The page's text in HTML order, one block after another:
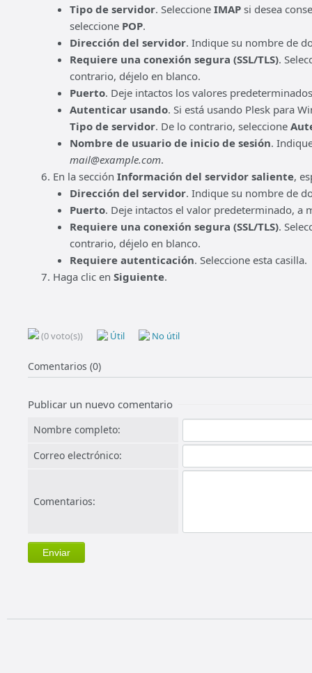
Tipo de servidor. Seleccione IMAPsi desea
seleccione POP.
Dirección del servidor. Indique su nombre de
Requiere una conexión segura (SSL/TLS).
contrario, déjelo en blanco.
Puerto. Deje intactos los valores
Autenticar usando. Si está usando Plesk para
Tipo de servidor. De lo contrario, seleccione
Nombre de usuario de inicio de sesión.
mail@example.com.
En la sección Información del servidor saliente,
Dirección del servidor. Indique su nombre de
Puerto. Deje intactos el valor predeterminado, a
Requiere una conexión segura (SSL/TLS).
contrario, déjelo en blanco.
Requiere autenticación. Seleccione esta casilla.
Haga clic en Siguiente.
(0 voto(s)) Útil No útil
Comentarios (0)
Publicar un nuevo comentario
Nombre completo:
Correo electrónico:
Comentarios: